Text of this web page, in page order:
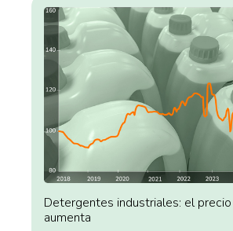
Detergentes industriales: el
aumenta